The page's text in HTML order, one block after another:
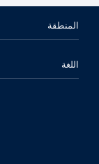
المنطقة
اللغة